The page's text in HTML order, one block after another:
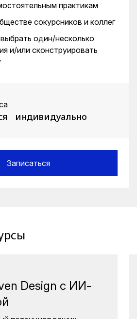
практикам
сокурсников и коллег
один/несколько
и/или сконструировать
индивидуально
Записаться
Design с ИИ-